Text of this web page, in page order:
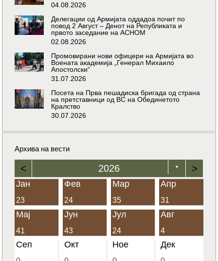
04.08.2026
Делегации од Армијата оддадоа почит по
повод 2 Август – Денот на Републиката и
првото заседание на АСНОМ
02.08.2026
Промовирани нови офицери на Армијата во
Воената академија „Генерал Михаило
Апостолски“
31.07.2026
Посета на Прва пешадиска бригада од страна
на претставници од ВС на Обединетото
Кралство
30.07.2026
Архива на вести
< 2026 ▼ >
Јан
23
Фев
24
Мар
35
Апр
31
Мај
41
Јун
43
Јул
24
Авг
4
Сеп Окт Ное Дек